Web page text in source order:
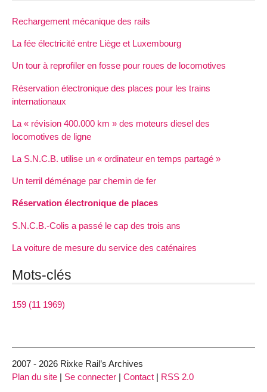
Rechargement mécanique des rails
La fée électricité entre Liège et Luxembourg
Un tour à reprofïler en fosse pour roues de locomotives
Réservation électronique des places pour les trains
internationaux
La « révision 400.000 km » des moteurs diesel des
locomotives de ligne
La S.N.C.B. utilise un « ordinateur en temps partagé »
Un terril déménage par chemin de fer
Réservation électronique de places
S.N.C.B.-Colis a passé le cap des trois ans
La voiture de mesure du service des caténaires
Mots-clés
159 (11 1969)
2007 - 2026 Rixke Rail’s Archives
Plan du site | Se connecter | Contact | RSS 2.0